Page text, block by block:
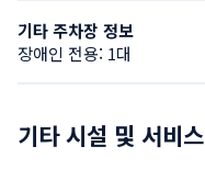
기타 주차장 정보
장애인 전용: 1대
기타 시설 및 서비스